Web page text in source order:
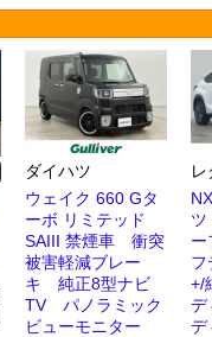
ダイハツ
ウェイク 660 Gタ
ーボ リミテッド
SAIII 禁煙車 衝突
被害軽減ブレー
キ 純正8型ナビ
TV パノラミック
ビューモニター
ツ
ー
フ
+/
デ
デ